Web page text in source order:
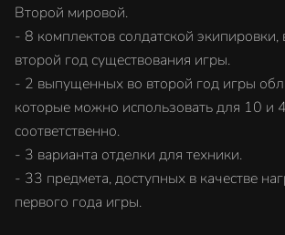
Второй мировой.
- 8 комплектов солдатской
второй год существования игры.
- 2 выпущенных во второй год игры
которые можно использовать для 10 и
соответственно.
- 3 варианта отделки для техники.
- 33 предмета, доступных в качестве
первого года игры.